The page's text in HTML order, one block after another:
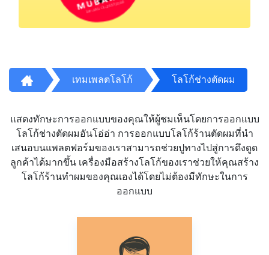
เทมเพลตโลโก้ โลโก้ช่างตัดผม
แสดงทักษะการออกแบบของคุณให้ผู้ชมเห็นโดยการออกแบบ
โลโก้ช่างตัดผมอันโอ่อ่า การออกแบบโลโก้ร้านตัดผมที่นำ
เสนอบนแพลตฟอร์มของเราสามารถช่วยปูทางไปสู่การดึงดูด
ลูกค้าได้มากขึ้น เครื่องมือสร้างโลโก้ของเราช่วยให้คุณสร้าง
โลโก้ร้านทำผมของคุณเองได้โดยไม่ต้องมีทักษะในการ
ออกแบบ